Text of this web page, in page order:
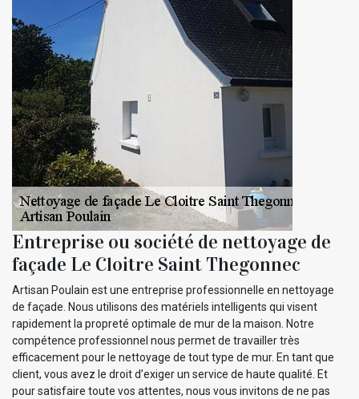
Entreprise ou société de nettoyage de
façade Le Cloitre Saint Thegonnec
Artisan Poulain est une entreprise professionnelle en nettoyage
de façade. Nous utilisons des matériels intelligents qui visent
rapidement la propreté optimale de mur de la maison. Notre
compétence professionnel nous permet de travailler très
efficacement pour le nettoyage de tout type de mur. En tant que
client, vous avez le droit d’exiger un service de haute qualité. Et
pour satisfaire toute vos attentes, nous vous invitons de ne pas